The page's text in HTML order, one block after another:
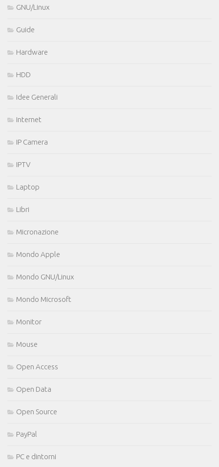
GNU/Linux
Guide
Hardware
HDD
Idee Generali
Internet
IP Camera
IPTV
Laptop
Libri
Micronazione
Mondo Apple
Mondo GNU/Linux
Mondo Microsoft
Monitor
Mouse
Open Access
Open Data
Open Source
PayPal
PC e dintorni